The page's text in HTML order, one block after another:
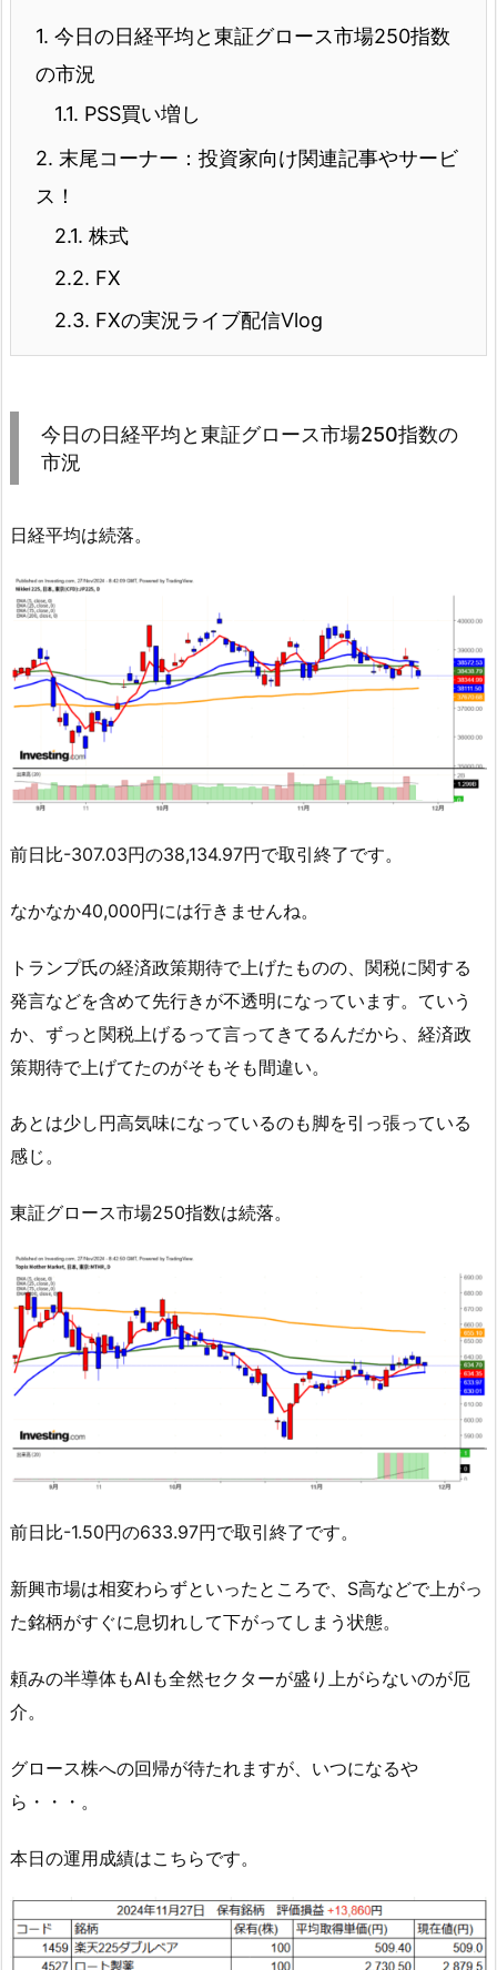
1. 今日の日経平均と東証グロース市場250指数
の市況
1.1. PSS買い増し
2. 末尾コーナー：投資家向け関連記事やサービ
ス！
2.1. 株式
2.2. FX
2.3. FXの実況ライブ配信Vlog
今日の日経平均と東証グロース市場250指数の
市況
日経平均は続落。
前日比-307.03円の38,134.97円で取引終了です。
なかなか40,000円には行きませんね。
トランプ氏の経済政策期待で上げたものの、関税に関する
発言などを含めて先行きが不透明になっています。ていう
か、ずっと関税上げるって言ってきてるんだから、経済政
策期待で上げてたのがそもそも間違い。
あとは少し円高気味になっているのも脚を引っ張っている
感じ。
東証グロース市場250指数は続落。
前日比-1.50円の633.97円で取引終了です。
新興市場は相変わらずといったところで、S高などで上がっ
た銘柄がすぐに息切れして下がってしまう状態。
頼みの半導体もAIも全然セクターが盛り上がらないのが厄
介。
グロース株への回帰が待たれますが、いつになるや
ら・・・。
本日の運用成績はこちらです。